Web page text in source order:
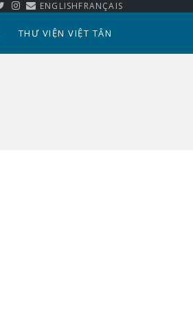
ENGLISHFRANÇAIS
THƯ VIỆN VIỆT TÂN